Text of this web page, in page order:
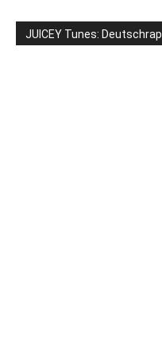
JUICEY Tunes: Deutschrap